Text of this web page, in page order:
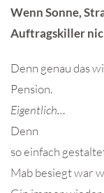
Wenn Sonne,
Auftragskiller
Denn genau das
Pension.
Eigentlich…
Denn
so einfach
Mab besiegt war